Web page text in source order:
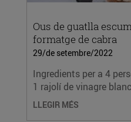
Ous de guatlla
formatge de cabra
29/de setembre/2022
Ingredients per a 4
1 rajolí de vinagre
LLEGIR MÉS